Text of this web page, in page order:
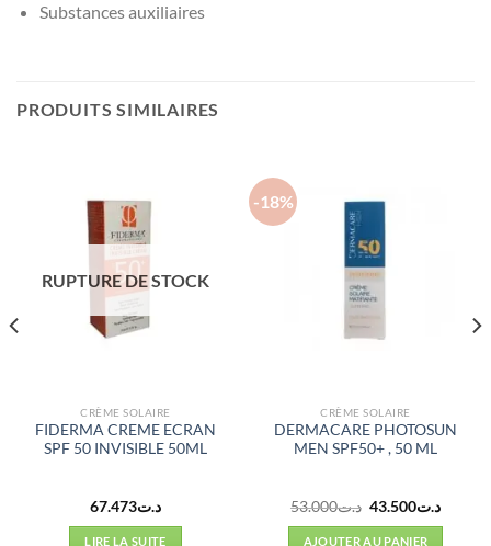
Substances auxiliaires
PRODUITS SIMILAIRES
RUPTURE DE STOCK
CRÈME SOLAIRE
FIDERMA CREME ECRAN
SPF 50 INVISIBLE 50ML
د.ت67.473
LIRE LA SUITE
-18%
CRÈME SOLAIRE
DERMACARE PHOTOSUN
MEN SPF50+ , 50 ML
د.ت53.000
Le
initial
د.ت43.500
Le
AJOUTER AU PANIER